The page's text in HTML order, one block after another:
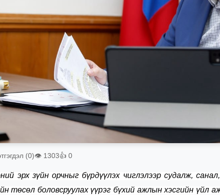
(0)👁 1303👍 0
эрх зүйн орчныг бүрдүүлэх чиглэлээр судалж,
төсөл боловсруулах үүрэг бүхий ажлын хэсгийн үйл